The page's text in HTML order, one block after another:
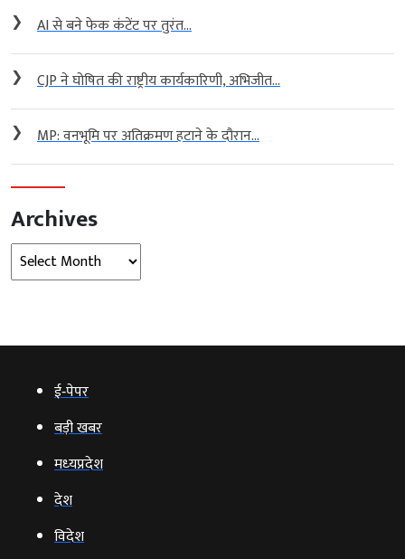
❯ AI से बने फेक कंटेंट पर तुरंत...
❯ CJP ने घोषित की राष्ट्रीय कार्यकारिणी, अभिजीत...
❯ MP: वनभूमि पर अतिक्रमण हटाने के दौरान...
Archives
Archives
ई‑पेपर
बड़ी खबर
मध्‍यप्रदेश
देश
विदेश